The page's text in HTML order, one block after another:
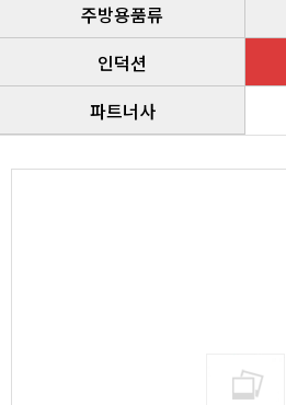
주방용품류
인덕션
파트너사